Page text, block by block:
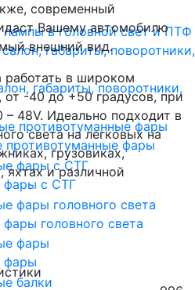
в головной свет и ПТФ
габариты, поворотники,
противотуманные фары
фары с СТГ
головного света
фары
современный
Вашему автомобилю
внешний вид.
работать в широком
от -40 до +50 градусов, при
– 48V. Идеально подходит в
света на легковых на
грузовиках,
яхтах и различной